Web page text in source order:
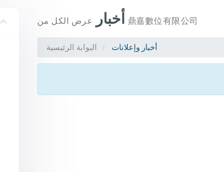
أخبار عرض الكل من 鼎嘉數位有限公司
البوابة الرئيسية أخبار وإعلانات